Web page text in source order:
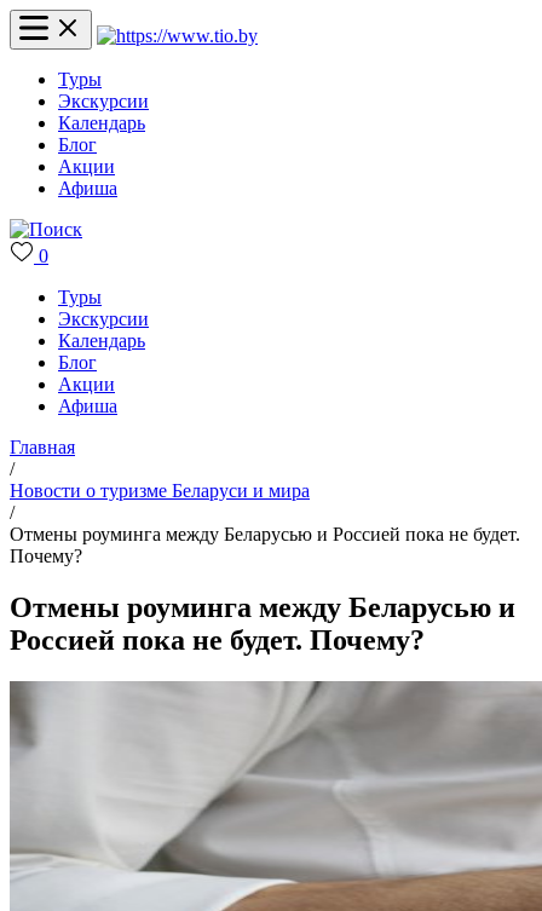
Туры
Экскурсии
Календарь
Блог
Акции
Афиша
0
Туры
Экскурсии
Календарь
Блог
Акции
Афиша
Главная
/
Новости о туризме Беларуси и мира
/
Отмены роуминга между Беларусью и Россией пока не будет.
Почему?
Отмены роуминга между Беларусью и
Россией пока не будет. Почему?